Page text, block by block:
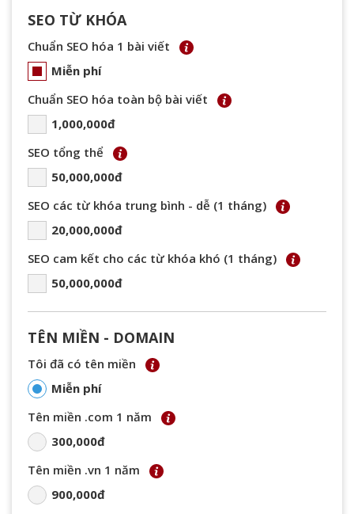
SEO TỪ KHÓA
Chuẩn SEO hóa 1 bài viết
Miễn phí
Chuẩn SEO hóa toàn bộ bài viết
1,000,000đ
SEO tổng thể
50,000,000đ
SEO các từ khóa trung bình - dễ (1 tháng)
20,000,000đ
SEO cam kết cho các từ khóa khó (1 tháng)
50,000,000đ
TÊN MIỀN - DOMAIN
Tôi đã có tên miền
Miễn phí
Tên miền .com 1 năm
300,000đ
Tên miền .vn 1 năm
900,000đ